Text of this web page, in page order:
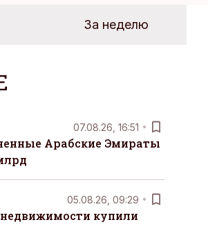
За неделю
07.08.26, 16:51
Арабские Эмираты
05.08.26, 09:29
купили